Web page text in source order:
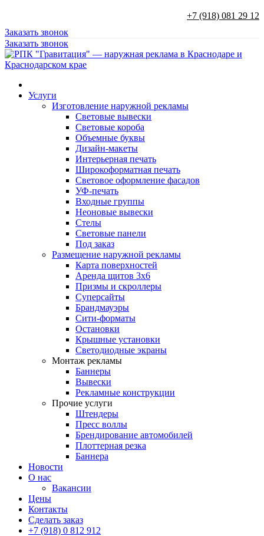
+7 (918) 081 29 12
Заказать звонок
Заказать звонок
Услуги
Изготовление наружной рекламы
Световые вывески
Световые короба
Объемные буквы
Дизайн-макеты
Интерьерная печать
Широкоформатная печать
Световое оформление фасадов
УФ-печать
Входные группы
Неоновые вывески
Стелы
Световые панели
Под заказ
Размещение наружной рекламы
Карта поверхностей
Аренда щитов 3х6
Призмы и скроллеры
Суперсайты
Брандмауэры
Сити-форматы
Остановки
Крышные установки
Светодиодные экраны
Монтаж рекламы
Баннеры
Вывески
Рекламные конструкции
Прочие услуги
Штендеры
Пресс воллы
Брендирование автомобилей
Плоттерная резка
Баннера
Новости
О нас
Вакансии
Цены
Контакты
Сделать заказ
+7 (918) 0 812 912